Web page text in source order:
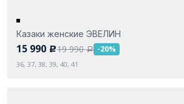
Казаки женские ЭВЕЛИН
15 990 c19 990a -20%
36, 37, 38, 39, 40, 41